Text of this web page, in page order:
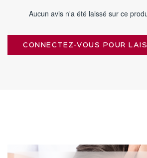
Aucun avis n'a été laissé sur ce
CONNECTEZ-VOUS POUR